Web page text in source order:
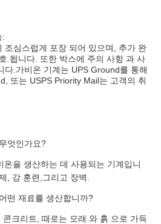
:
조심스럽게 포장 되어 있으며, 추가 완
됩니다. 또한 박스에 주의 사항 과 사
다.가비온 기계는 UPS Ground를 통해
또는 USPS Priority Mail는 고객의 취
엇인가요?
온을 생산하는 데 사용되는 기계입니
, 강 훈련,그리고 장벽.
떤 재료를 생산합니까?
크리트, 때로는 모래 와 흙 으로 가득